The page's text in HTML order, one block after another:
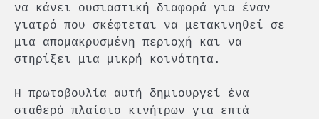
να κάνει ουσιαστική διαφορά για έναν
γιατρό που σκέφτεται να μετακινηθεί σε
μια απομακρυσμένη περιοχή και να
στηρίξει μια μικρή κοινότητα.
Η πρωτοβουλία αυτή δημιουργεί ένα
σταθερό πλαίσιο κινήτρων για επτά